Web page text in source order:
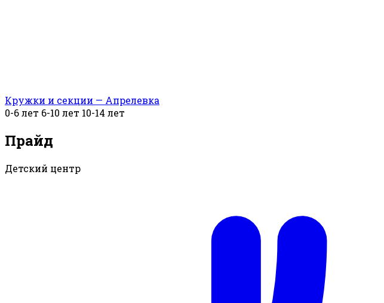
Кружки и секции — Апрелевка
0-6 лет 6-10 лет 10-14 лет
Прайд
Детский центр